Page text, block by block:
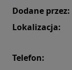
Dodane przez:
Lokalizacja:
Telefon: